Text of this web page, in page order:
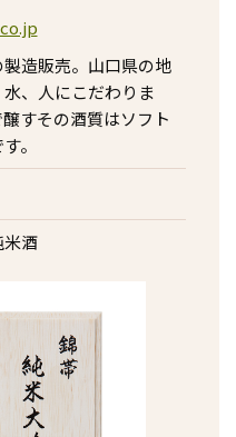
造販売。山口県の地
、人にこだわりま
すその酒質はソフト
。
酒